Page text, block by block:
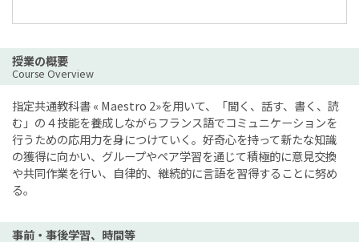
授業の概要
Course Overview
指定共通教科書 « Maestro 2»を⽤いて、「聞く、話す、書く、読
む」の４技能を養成しながらフランス語でコミュニケーションを
⾏うための応用力を⾝につけていく。好奇⼼を持って新たな知識
の獲得に向かい、グループやペア学習を通じて積極的に意⾒交換
や共同作業を⾏い、⾃律的、継続的に⾔語を習得することに努め
る。
事前・事後学習、時間等